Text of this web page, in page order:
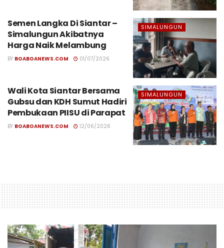
SIMALUNGUN
Semen Langka Di Siantar –
Simalungun Akibatnya
Harga Naik Melambung
BY BOABOANEWS.COM 01/07/2026
SIMALUNGUN
Wali Kota Siantar Bersama
Gubsu dan KDH Sumut Hadiri
Pembukaan PIISU di Parapat
BY BOABOANEWS.COM 12/06/2026